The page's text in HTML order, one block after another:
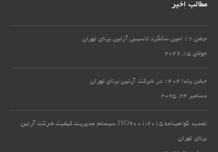
مطالب اخیر
جشن 17 امین سالگرد تاسیس آرتین برنای تهران
جولای 15, 2026
جشن یلدا 1404 در شرکت آرتین برنای تهران
دسامبر 24, 2025
تمدید گواهینامه ISO9001:2015 سیستم مدیریت کیفیت شرکت آرتین
برنای تهران